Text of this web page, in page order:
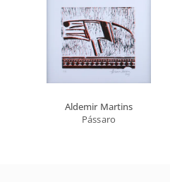
Aldemir Martins
Pássaro